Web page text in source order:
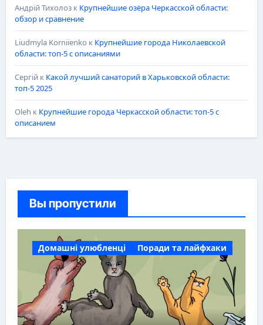
Андрій Тихолозк Крупнейшие озёра Черкасской области:
обзор и сравнение
Liudmyla Korniienko к Крупнейшие города Николаевской
области: топ-5 с описаниями
Сергійк Какой лучший санаторий в Харьковской области:
топ-5 2025
Oleh к Крупнейшие города Черкасской области: топ-5 с
описанием
Вы пропустили
Домашні улюбленці Поради та лайфхаки